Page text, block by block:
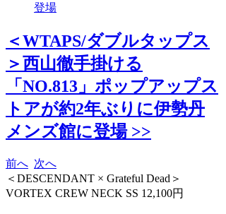
登場
＜WTAPS/ダブルタップス
＞西山徹手掛ける
「NO.813」ポップアップス
トアが約2年ぶりに伊勢丹
メンズ館に登場 >>
前へ 次へ
＜DESCENDANT × Grateful Dead＞
VORTEX CREW NECK SS 12,100円